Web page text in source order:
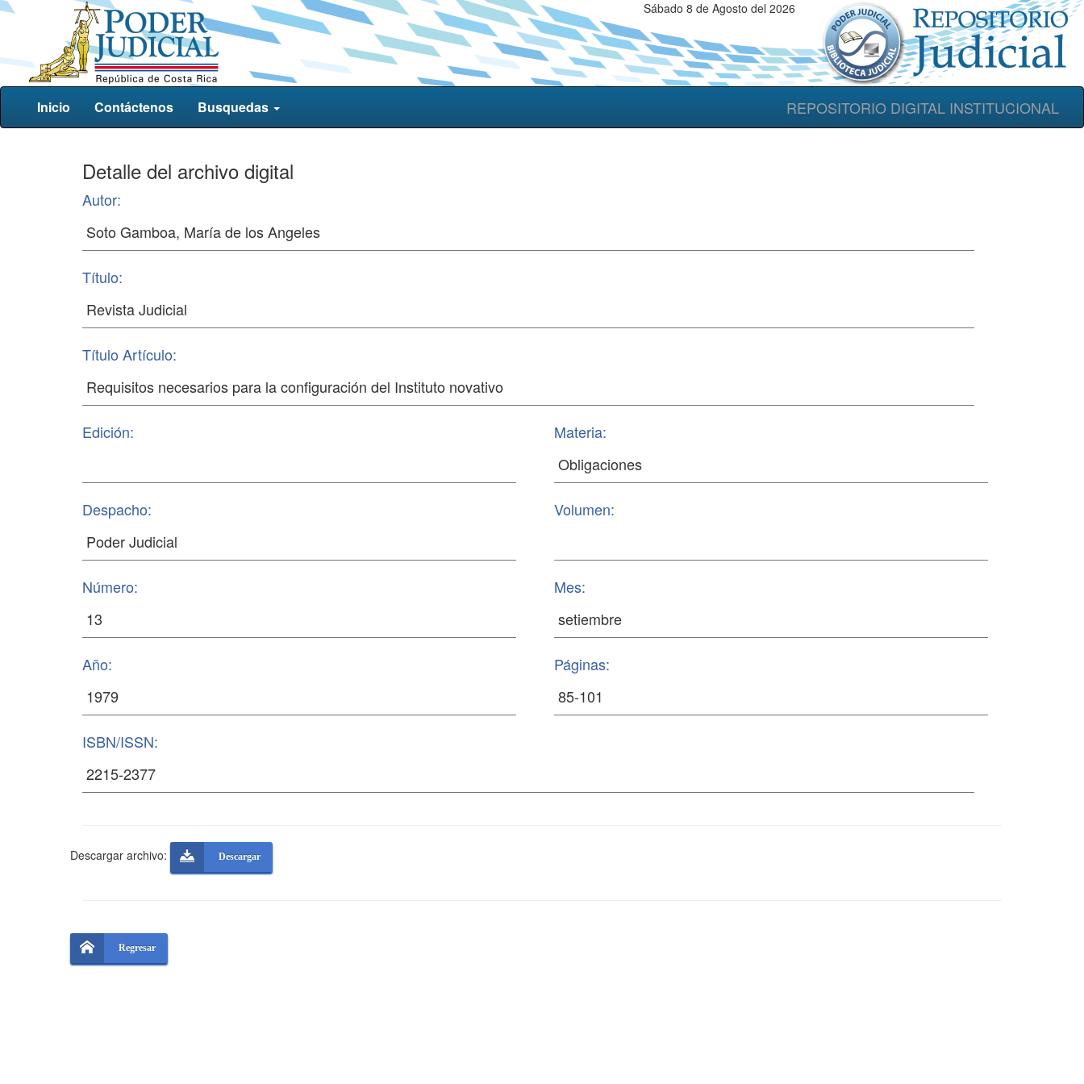
Sábado 8 de Agosto del 2026
REPOSITORIO DIGITAL INSTITUCIONAL
Inicio Contáctenos Busquedas
Detalle del archivo digital
Autor:
Título:
Título Artículo:
Edición: Materia:
Despacho: Volumen:
Número: Mes:
Año: Páginas:
ISBN/ISSN:
Descargar archivo: Descargar
Regresar